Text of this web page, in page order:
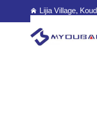
Lijia Village,